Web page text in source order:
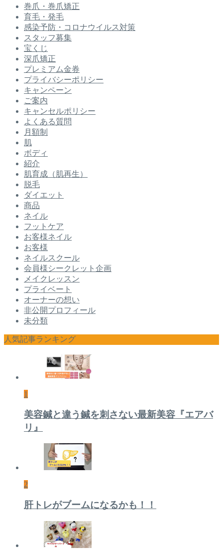
巻爪・巻爪矯正
育毛・発毛
感染予防・コロナウイルス対策
スタッフ募集
宝くじ
深爪矯正
プレミアム金券
プライバシーポリシー
キャンペーン
ご案内
キャンセルポリシー
よくある質問
月額制
肌
ボディ
紹介
肌育成（肌再生）
脱毛
ダイエット
商品
ネイル
フットケア
お客様ネイル
お客様
ネイルスクール
会員様シークレット企画
メイクレッスン
プライベート
オーナーの想い
非公開プロフィール
未分類
人気記事ランキング
1
美容鍼と違う鍼を刺さない最新美容『エアバ
リ』
2
肝トレがブームになるかも！！